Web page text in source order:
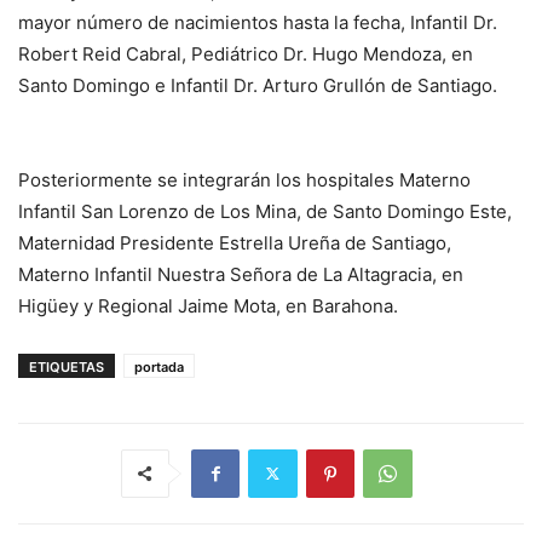
mayor número de nacimientos hasta la fecha, Infantil Dr.
Robert Reid Cabral, Pediátrico Dr. Hugo Mendoza, en
Santo Domingo e Infantil Dr. Arturo Grullón de Santiago.
Posteriormente se integrarán los hospitales Materno
Infantil San Lorenzo de Los Mina, de Santo Domingo Este,
Maternidad Presidente Estrella Ureña de Santiago,
Materno Infantil Nuestra Señora de La Altagracia, en
Higüey y Regional Jaime Mota, en Barahona.
ETIQUETAS portada